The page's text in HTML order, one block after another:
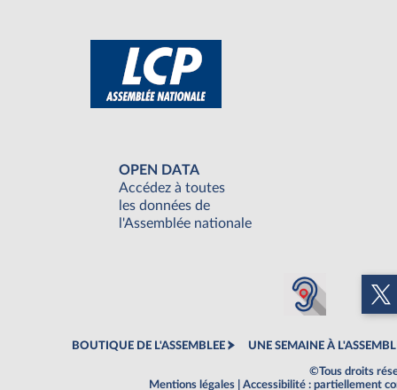
OPEN DATA
Accédez à toutes
les données de
l'Assemblée nationale
BOUTIQUE DE L'ASSEMBLEE UNE SEMAINE À
©Tous droits
Mentions légales
Accessibilité : partiellement